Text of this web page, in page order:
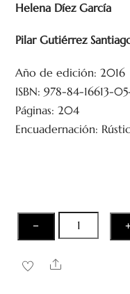
r
o
n
0
d
e
Helena Díez García
Pilar Gutiérrez
Año de edición: 2016
ISBN: 978-84-16613-
Páginas: 204
Encuadernación:
−
Casos
prácticos
yShare